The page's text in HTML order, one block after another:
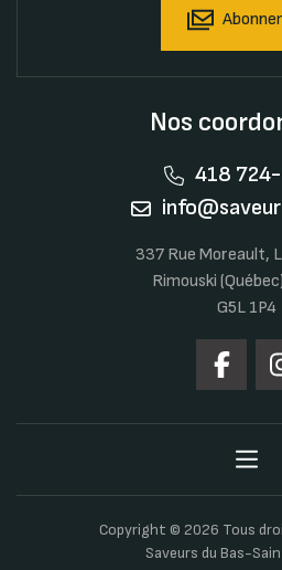
Nos
418
337 Rue Moreault,
Rimouski
G5L 1P4
Copyright © 2026 Tous
Saveurs du Bas-